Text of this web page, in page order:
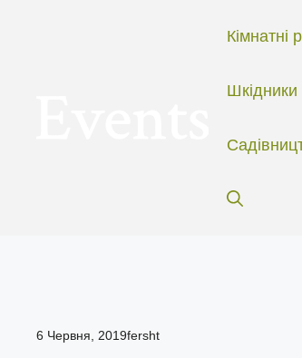
Кімнатні
Шкідники
6 Червня, 2019fersht